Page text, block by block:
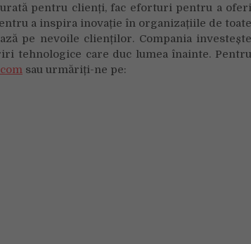
pentru clienți, fac eforturi pentru a oferi
a inspira inovație în organizațiile de toate
pe nevoile clienților. Compania investește
tehnologice care duc lumea înainte. Pentru
sau urmăriți-ne pe: